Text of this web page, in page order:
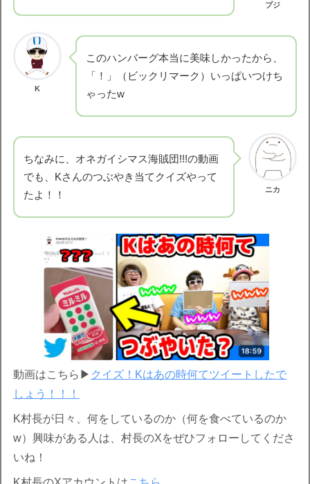
プジ
K
このハンバーグ本当に美味しかったから、
「！」（ビックリマーク）いっぱいつけち
ゃったw
ニカ
ちなみに、オネガイシマス海賊団!!!の動画
でも、Kさんのつぶやき当てクイズやって
たよ！！
動画はこちら▶︎ クイズ！Kはあの時何てツイートしたで
しょう！！！
K村長が日々、何をしているのか（何を食べているのか
w）興味がある人は、村長のXをぜひフォローしてくださ
いね！